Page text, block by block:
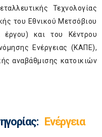
Τεχνολογίας
του Εθνικού Μετσόβιου
έργου) και του Κέντρου
Ενέργειας (ΚΑΠΕ),
αναβάθμισης κατοικιών
Ενέργεια